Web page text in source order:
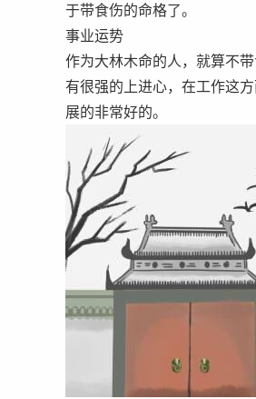
于带食伤的命格了。
事业运势
作为大林木命的人，就算不
有很强的上进心，在工作这
展的非常好的。